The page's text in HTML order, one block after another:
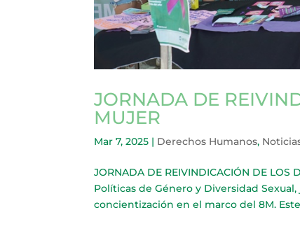
JORNADA DE
MUJER
Mar 7, 2025 | Derechos Humanos,
JORNADA DE REIVINDICACIÓN DE
Políticas de Género y Diversidad
concientización en el marco del 8M.